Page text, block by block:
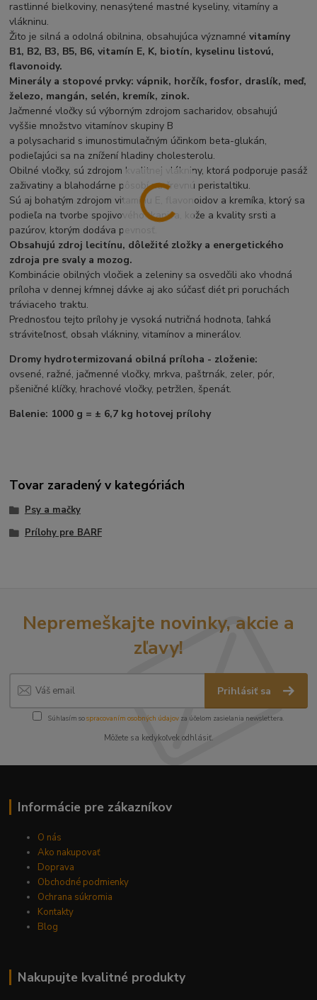
rastlinné bielkoviny, nenasýtené mastné kyseliny, vitamíny a
vlákninu.
Žito je silná a odolná obilnina, obsahujúca významnévitamíny
B1, B2, B3, B5, B6, vitamín E, K, biotín, kyselinu listovú,
flavonoidy.
Minerály a stopové prvky: vápnik, horčík, fosfor, draslík, meď,
železo, mangán, selén, kremík, zinok.
Jačmenné vločky sú výborným zdrojom sacharidov, obsahujú
vyššie množstvo vitamínov skupiny B
a polysacharid s imunostimulačným účinkom beta-glukán,
podieľajúci sa na znížení hladiny cholesterolu.
Obilné vločky, sú zdrojom kvalitnej vlákniny, ktorá podporuje pasáž
zaživatiny a blahodárne pôsobí na črevnú peristaltiku.
Sú aj bohatým zdrojom vitamínu E, flavonoidov a kremíka, ktorý sa
podieľa na tvorbe spojivového tkaniva, kože a kvality srsti a
pazúrov, ktorým dodáva pevnosť.
Obsahujú zdroj lecitínu, dôležité zložky a energetického
zdroja pre svaly a mozog.
Kombinácie obilných vločiek a zeleniny sa osvedčili ako vhodná
príloha v dennej kŕmnej dávke aj ako súčasť diét pri poruchách
tráviaceho traktu.
Prednosťou tejto prílohy je vysoká nutričná hodnota, ľahká
stráviteľnosť, obsah vlákniny, vitamínov a minerálov.
Dromy hydrotermizovaná obilná príloha - zloženie:
ovsené, ražné, jačmenné vločky, mrkva, paštrnák, zeler, pór,
pšeničné klíčky, hrachové vločky, petržlen, špenát.
Balenie: 1000 g = ± 6,7 kg hotovej prílohy
Tovar zaradený v kategóriách
Psy a mačky
Prílohy pre BARF
Nepremeškajte novinky, akcie a
zľavy!
Prihlásiť sa
Súhlasím sospracovaním osobných údajov za účelom zasielania newslettera.
Môžete sa kedykoľvek odhlásiť.
Informácie pre zákazníkov
O nás
Ako nakupovať
Doprava
Obchodné podmienky
Ochrana súkromia
Kontakty
Blog
Nakupujte kvalitné produkty